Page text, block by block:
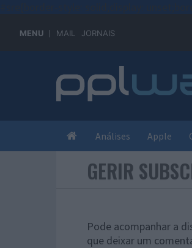
MENU MAIL JORNAIS
Análises Apple
GERIR
Pode acompanhar a
que deixar um